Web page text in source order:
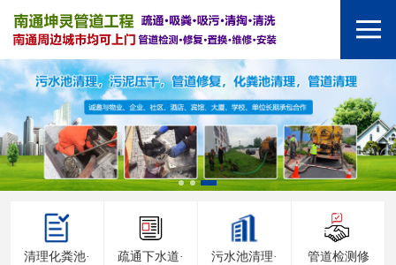
清理化粪池·
疏通下水道·
污水池清理·
管道检测修